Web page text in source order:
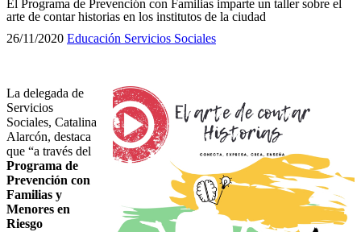
El Programa de Prevención con Familias imparte un taller sobre el
arte de contar historias en los institutos de la ciudad
26/11/2020 Educación Servicios Sociales
La delegada de
Servicios
Sociales, Catalina
Alarcón, destaca
que “a través del
Programa de
Prevención con
Familias y
Menores en
Riesgo